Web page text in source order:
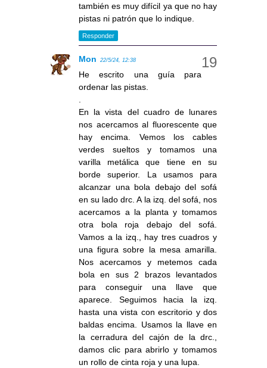
también es muy difícil ya que no hay
pistas ni patrón que lo indique.
Responder
Mon 22/5/24, 12:38
He escrito una guía para
ordenar las pistas.
.
En la vista del cuadro de lunares
nos acercamos al fluorescente que
hay encima. Vemos los cables
verdes sueltos y tomamos una
varilla metálica que tiene en su
borde superior. La usamos para
alcanzar una bola debajo del sofá
en su lado drc. A la izq. del sofá, nos
acercamos a la planta y tomamos
otra bola roja debajo del sofá.
Vamos a la izq., hay tres cuadros y
una figura sobre la mesa amarilla.
Nos acercamos y metemos cada
bola en sus 2 brazos levantados
para conseguir una llave que
aparece. Seguimos hacia la izq.
hasta una vista con escritorio y dos
baldas encima. Usamos la llave en
la cerradura del cajón de la drc.,
damos clic para abrirlo y tomamos
un rollo de cinta roja y una lupa.